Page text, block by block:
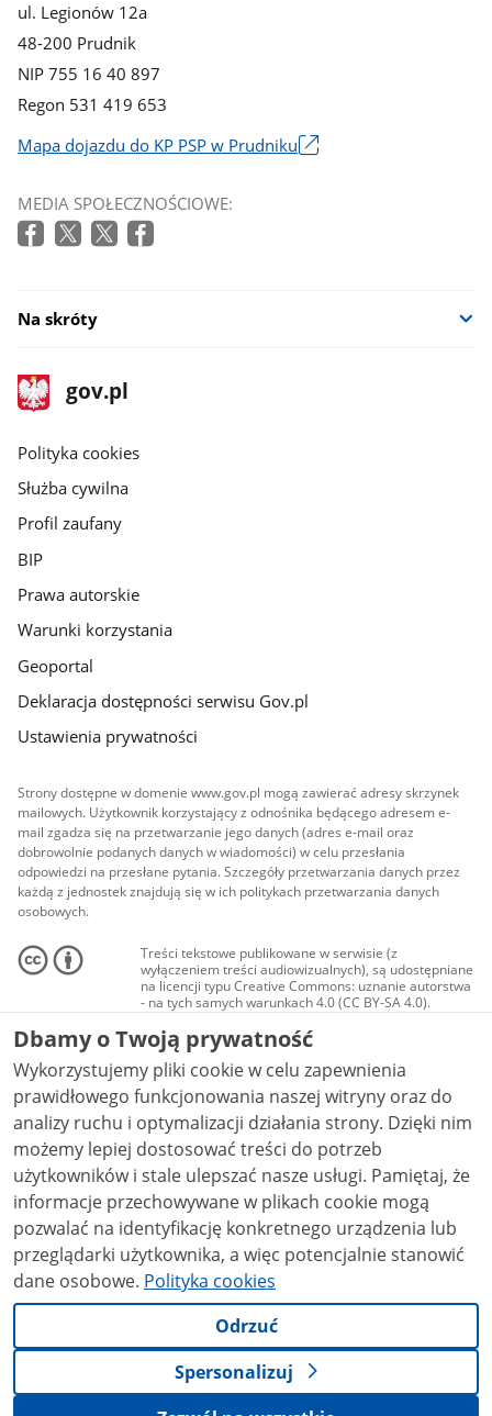
ul. Legionów 12a
48-200 Prudnik
NIP 755 16 40 897
Regon 531 419 653
Mapa dojazdu do KP PSP w Prudniku
się
w
MEDIA SPOŁECZNOŚCIOWE:
Na skróty
stopka
gov.pl
Strona
gov.pl
gov.pl
Polityka cookies
Służba cywilna
Profil zaufany
BIP
Prawa autorskie
Warunki korzystania
Geoportal
Deklaracja dostępności serwisu Gov.pl
Ustawienia prywatności
Strony dostępne w domenie www.gov.pl mogą zawierać adresy skrzynek
mailowych. Użytkownik korzystający z odnośnika będącego adresem e-
mail zgadza się na przetwarzanie jego danych (adres e-mail oraz
dobrowolnie podanych danych w wiadomości) w celu przesłania
odpowiedzi na przesłane pytania. Szczegóły przetwarzania danych przez
każdą z jednostek znajdują się w ich politykach przetwarzania danych
osobowych.
Treści tekstowe publikowane w serwisie (z
wyłączeniem treści audiowizualnych), są udostępniane
na licencji typu Creative Commons: uznanie autorstwa
- na tych samych warunkach 4.0 (CC BY-SA 4.0).
Materiały audiowizualne, w tym zdjęcia, materiały
audio i wideo, są udostępniane na licencji typu
Creative Commons: uznanie autorstwa użycie
niekomercyjne - bez utworów zależnych 4.0 (CC BY-
NC-ND 4.0), o ile nie jest to stwierdzone inaczej.
Dbamy o Twoją prywatność
Wykorzystujemy pliki cookie w celu zapewnienia
prawidłowego funkcjonowania naszej witryny oraz do
analizy ruchu i optymalizacji działania strony. Dzięki nim
możemy lepiej dostosować treści do potrzeb
użytkowników i stale ulepszać nasze usługi. Pamiętaj, że
informacje przechowywane w plikach cookie mogą
pozwalać na identyfikację konkretnego urządzenia lub
przeglądarki użytkownika, a więc potencjalnie stanowić
dane osobowe. Polityka cookies
Odrzuć
Spersonalizuj